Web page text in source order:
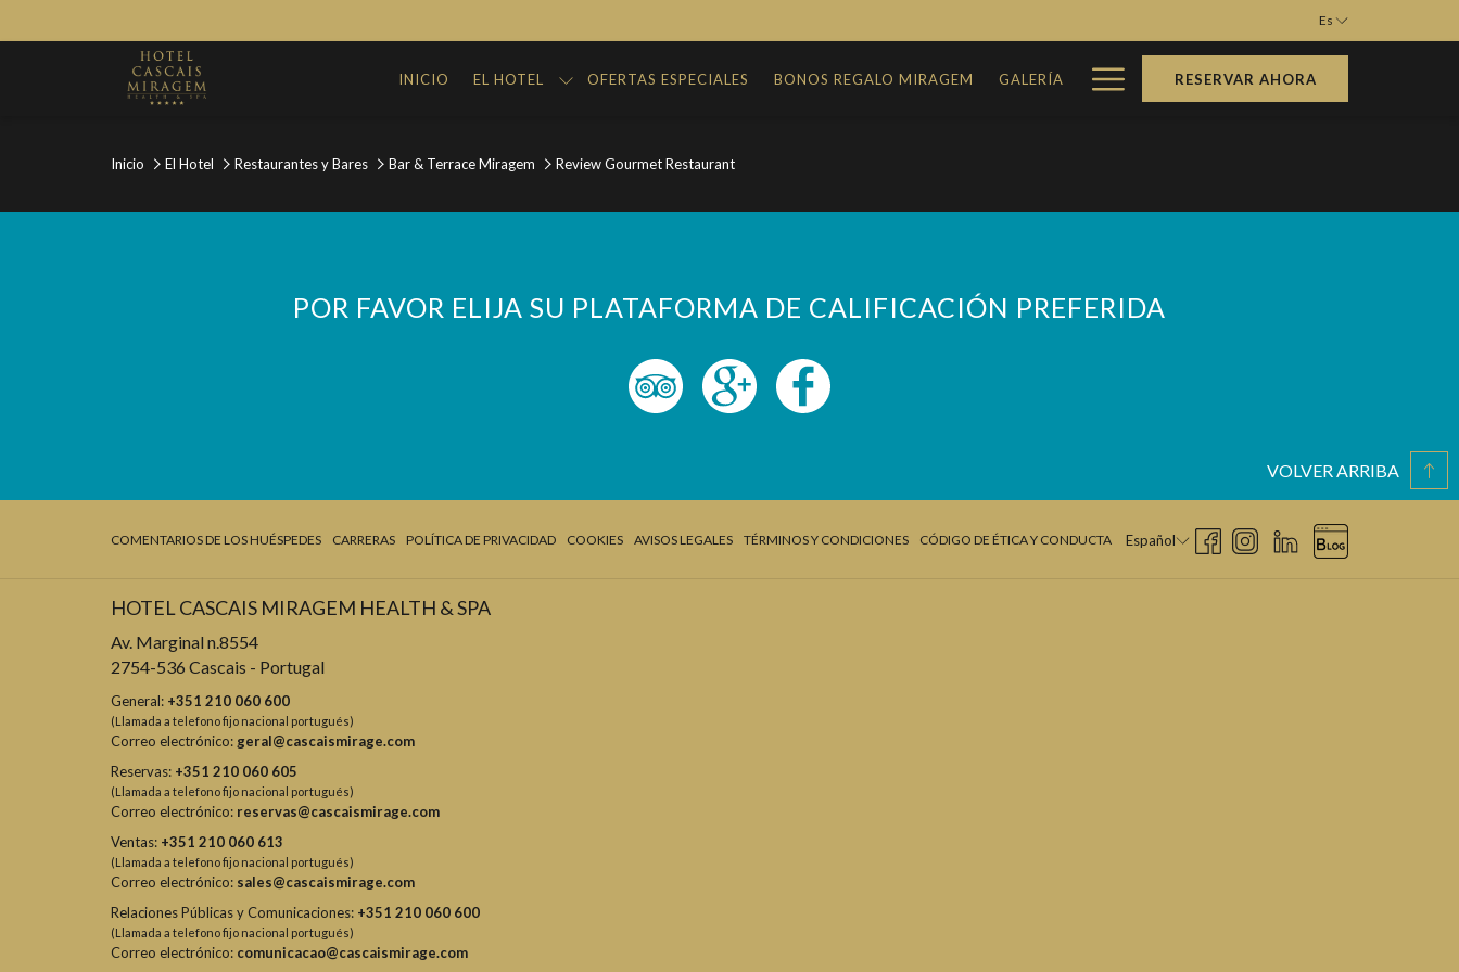
Es
INICIO EL HOTEL OFERTAS ESPECIALES BONOS REGALO MIRAGEM GALERÍA Hamburger
Menu
RESERVAR AHORA
Inicio El Hotel Restaurantes y Bares Bar & Terrace Miragem Review Gourmet Restaurant
POR FAVOR ELIJA SU PLATAFORMA DE CALIFICACIÓN PREFERIDA
VOLVER ARRIBA
COMENTARIOS DE LOS HUÉSPEDES CARRERAS POLÍTICA DE PRIVACIDAD COOKIES AVISOS LEGALES TÉRMINOS Y CONDICIONES CÓDIGO DE ÉTICA Y CONDUCTA Español
HOTEL CASCAIS MIRAGEM HEALTH & SPA
Av. Marginal n.8554
2754-536 Cascais - Portugal
General: +351 210 060 600
(Llamada a telefono fijo nacional portugués)
Correo electrónico:geral@cascaismirage.com
Reservas: +351 210 060 605
(Llamada a telefono fijo nacional portugués)
Correo electrónico: reservas@cascaismirage.com
Ventas: +351 210 060 613
(Llamada a telefono fijo nacional portugués)
Correo electrónico: sales@cascaismirage.com
Relaciones Públicas y Comunicaciones: +351 210 060 600
(Llamada a telefono fijo nacional portugués)
Correo electrónico: comunicacao@cascaismirage.com